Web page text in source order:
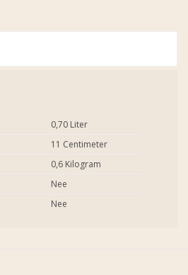
0,70 Liter
11 Centimeter
0,6 Kilogram
Nee
Nee